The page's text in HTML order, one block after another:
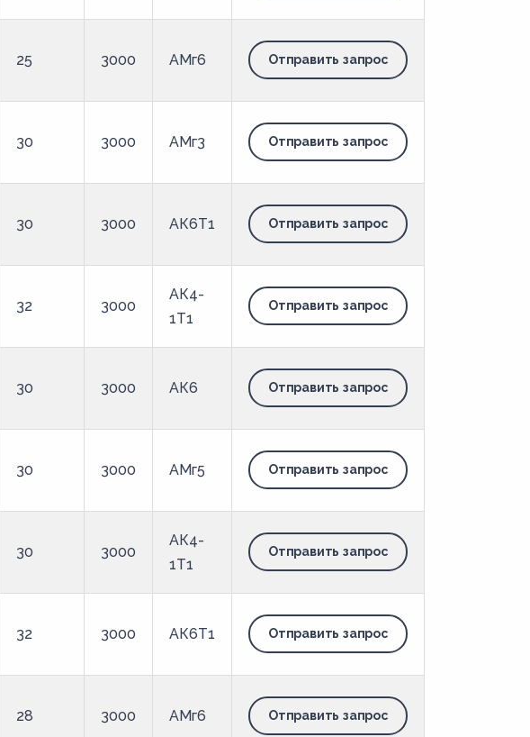
25 3000 АМг6 Отправить запрос
30 3000 АМг3 Отправить запрос
30 3000 АК6Т1 Отправить запрос
32 3000
АК4-
1Т1
Отправить запрос
30 3000 АК6 Отправить запрос
30 3000 АМг5 Отправить запрос
30 3000
АК4-
1Т1
Отправить запрос
32 3000 АК6Т1 Отправить запрос
28 3000 АМг6 Отправить запрос